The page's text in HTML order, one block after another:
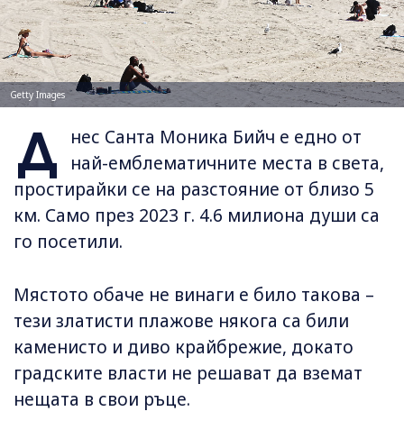
Getty Images
Д
нес Санта Моника Бийч е едно от
най-емблематичните места в света,
простирайки се на разстояние от близо 5
км. Само през 2023 г. 4.6 милиона души са
го посетили.
Мястото обаче не винаги е било такова –
тези златисти плажове някога са били
каменисто и диво крайбрежие, докато
градските власти не решават да вземат
нещата в свои ръце.